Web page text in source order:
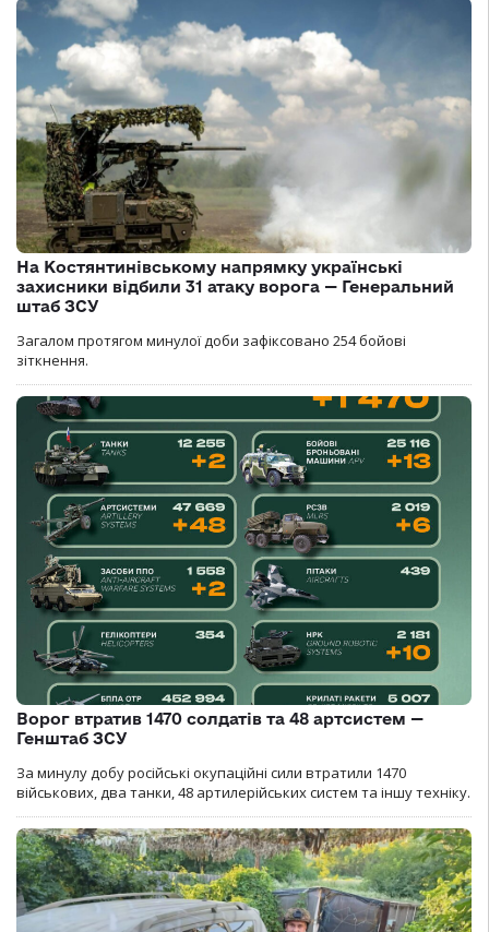
На Костянтинівському напрямку українські
захисники відбили 31 атаку ворога — Генеральний
штаб ЗСУ
Загалом протягом минулої доби зафіксовано 254 бойові
зіткнення.
Ворог втратив 1470 солдатів та 48 артсистем —
Генштаб ЗСУ
За минулу добу російські окупаційні сили втратили 1470
військових, два танки, 48 артилерійських систем та іншу техніку.